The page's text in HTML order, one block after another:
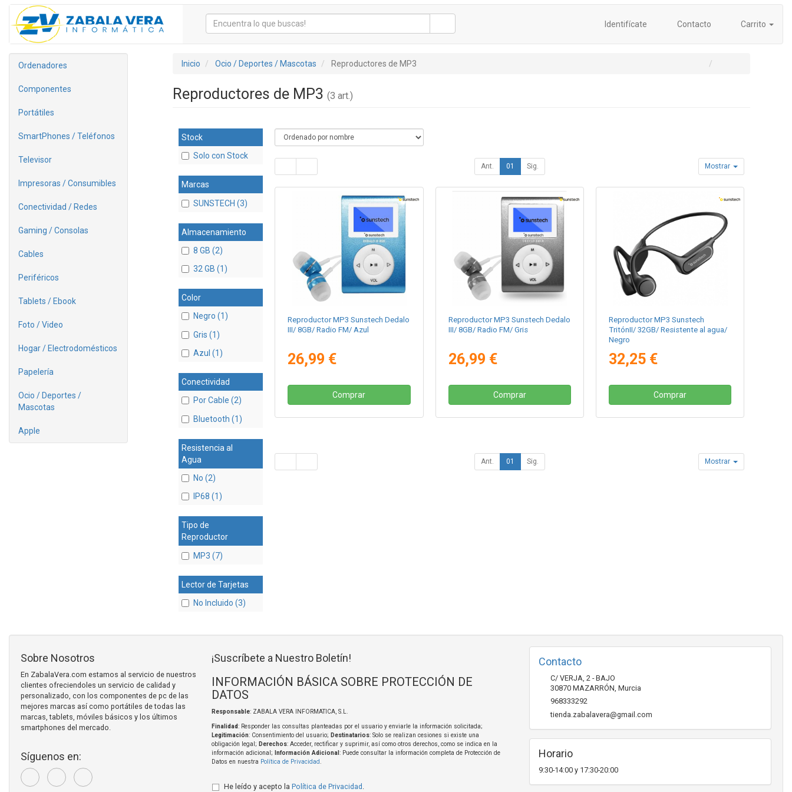
Identifícate Contacto Carrito
Ordenadores
Componentes
Portátiles
SmartPhones / Teléfonos
Televisor
Impresoras / Consumibles
Conectividad / Redes
Gaming / Consolas
Cables
Periféricos
Tablets / Ebook
Foto / Video
Hogar / Electrodomésticos
Papelería
Ocio / Deportes /
Mascotas
Apple
Inicio Ocio / Deportes / Mascotas Reproductores de MP3
Reproductores de MP3 (3 art.)
Stock
Solo con Stock
Marcas
SUNSTECH (3)
Almacenamiento
8 GB (2)
32 GB (1)
Color
Negro (1)
Gris (1)
Azul (1)
Conectividad
Por Cable (2)
Bluetooth (1)
Resistencia al
Agua
No (2)
IP68 (1)
Tipo de
Reproductor
MP3 (7)
Lector de Tarjetas
No Incluido (3)
Ant. 01 Sig. Mostrar
Reproductor MP3 Sunstech Dedalo
III/ 8GB/ Radio FM/ Azul
26,99 €
Comprar
Reproductor MP3 Sunstech Dedalo
III/ 8GB/ Radio FM/ Gris
26,99 €
Comprar
Reproductor MP3 Sunstech
TritónII/ 32GB/ Resistente al agua/
Negro
32,25 €
Comprar
Ant. 01 Sig. Mostrar
Sobre Nosotros
En ZabalaVera.com estamos al servicio de nuestros
clientes ofreciendoles un servicio de calidad y
personalizado, con los componentes de pc de las
mejores marcas así como portátiles de todas las
marcas, tablets, móviles básicos y los últimos
smartphones del mercado.
Síguenos en:
¡Suscríbete a Nuestro Boletín!
INFORMACIÓN BÁSICA SOBRE PROTECCIÓN DE
DATOS
Responsable: ZABALA VERA INFORMATICA, S.L.
Finalidad: Responder las consultas planteadas por el usuario y enviarle la información solicitada;
Legitimación: Consentimiento del usuario; Destinatarios: Solo se realizan cesiones si existe una
obligación legal; Derechos: Acceder, rectificar y suprimir, así como otros derechos, como se indica en la
información adicional;
Información Adicional : Puede consultar la información completa de Protección de
Datos en nuestra Política de Privacidad
He leído y acepto la Política de Privacidad
Contacto
C/ VERJA, 2 - BAJO
30870 MAZARRÓN Murcia
968333292
tienda.zabalavera@gmail.com
Horario
9:30-14:00 y 17:30-20:00